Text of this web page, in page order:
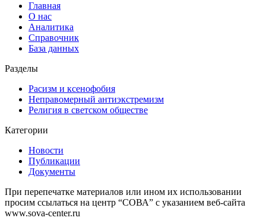
Главная
О нас
Аналитика
Справочник
База данных
Разделы
Расизм и ксенофобия
Неправомерный антиэкстремизм
Религия в светском обществе
Категории
Новости
Публикации
Документы
При перепечатке материалов или ином их использовании
просим ссылаться на центр “СОВА” с указанием веб-сайта
www.sova-center.ru